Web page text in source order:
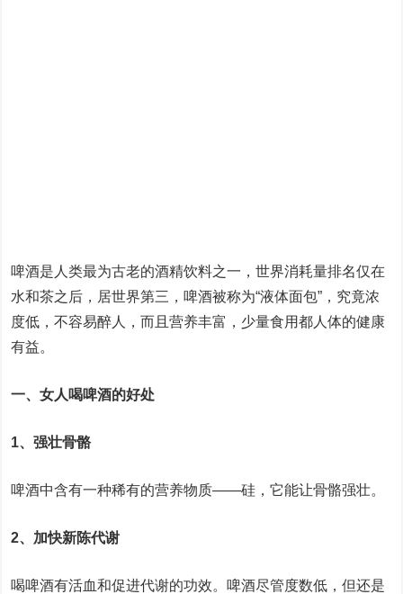
啤酒是人类最为古老的酒精饮料之一，世界消耗量排名仅在
水和茶之后，居世界第三，啤酒被称为“液体面包”，究竟浓
度低，不容易醉人，而且营养丰富，少量食用都人体的健康
有益。
一、女人喝啤酒的好处
1、强壮骨骼
啤酒中含有一种稀有的营养物质——硅，它能让骨骼强壮。
2、加快新陈代谢
喝啤酒有活血和促进代谢的功效。啤酒尽管度数低，但还是